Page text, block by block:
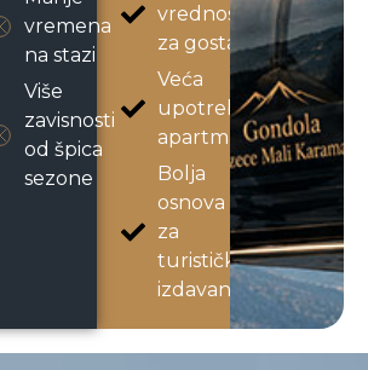
vremena
na stazi
Više
zavisnosti
od špica
sezone
vrednost
za gosta
Veća
upotrebljivost
apartmana
Bolja
osnova
za
turističko
izdavanje